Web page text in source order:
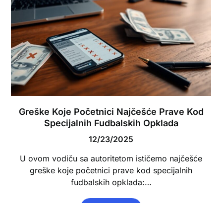
Greške Koje Početnici Najčešće Prave Kod
Specijalnih Fudbalskih Opklada
12/23/2025
U ovom vodiču sa autoritetom ističemo najčešće
greške koje početnici prave kod specijalnih
fudbalskih opklada:…